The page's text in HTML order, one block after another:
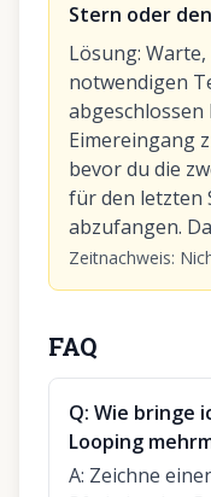
Stern oder
Lösung: Warte,
notwendigen
abgeschlossen
Eimereingang
bevor du die
für den letzten
abzufangen.
Zeitnachweis:
FAQ
Q: Wie bringe
Looping
A: Zeichne